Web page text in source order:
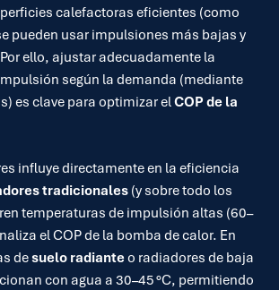
calefactoras eficientes (como
pueden usar impulsiones más bajas y
ello, ajustar adecuadamente la
según la demanda (mediante
es clave para optimizar elCOP de la
influye directamente en la eficiencia
tradicionales (y sobre todo los
temperaturas de impulsión altas (60–
el COP de la bomba de calor. En
desuelo radianteo radiadores de baja
con agua a 30–45 °C, permitiendo